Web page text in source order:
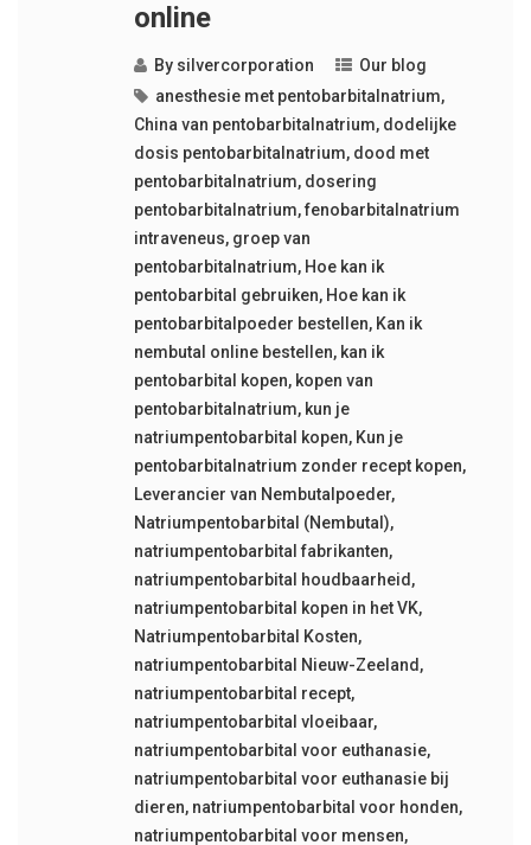
online
By silvercorporation
Our blog
anesthesie met pentobarbitalnatrium,
China van pentobarbitalnatrium, dodelijke
dosis pentobarbitalnatrium, dood met
pentobarbitalnatrium, dosering
pentobarbitalnatrium,fenobarbitalnatrium
intraveneus, groep van
pentobarbitalnatrium, Hoe kan ik
pentobarbital gebruiken, Hoe kan ik
pentobarbitalpoeder bestellen, Kan ik
nembutal online bestellen, kan ik
pentobarbital kopen, kopen van
pentobarbitalnatrium, kun je
natriumpentobarbital kopen, Kun je
pentobarbitalnatrium zonder recept kopen,
Leverancier van Nembutalpoeder,
Natriumpentobarbital (Nembutal),
natriumpentobarbital fabrikanten,
natriumpentobarbital houdbaarheid ,
natriumpentobarbital kopen in het VK,
Natriumpentobarbital Kosten,
natriumpentobarbital Nieuw-Zeeland ,
natriumpentobarbital recept,
natriumpentobarbital vloeibaar,
natriumpentobarbital voor euthanasie,
natriumpentobarbital voor euthanasie bij
dieren, natriumpentobarbital voor honden,
natriumpentobarbital voor mensen,